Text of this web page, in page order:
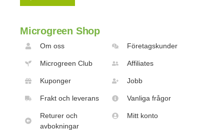
Microgreen Shop
Om oss
Microgreen Club
Kuponger
Frakt och leverans
Returer och
avbokningar
Företagskunder
Affiliates
Jobb
Vanliga frågor
Mitt konto